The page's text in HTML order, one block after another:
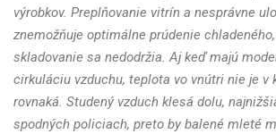
výrobkov. Preplňovanie vitrín a nesprávne
znemožňuje optimálne prúdenie
skladovanie sa nedodržia. Aj keď majú
cirkuláciu vzduchu, teplota vo vnútri nie je v
rovnaká. Studený vzduch klesá dolu,
spodných policiach, preto by balené mleté